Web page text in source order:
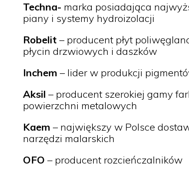
Techna- marka posiadająca
piany i systemy hydroizolacji
Robelit – producent płyt
płycin drzwiowych i daszków
Inchem – lider w produkcji
Aksil – producent szerokiej gamy
powierzchni metalowych
Kaem – największy w Polsce
narzędzi malarskich
OFO – producent rozcieńczalników